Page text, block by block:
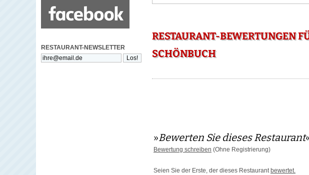
RESTAURANT-NEWSLETTER
RESTAURANT-BEWERTUNGEN
SCHÖNBUCH
»Bewerten Sie dieses Restaurant
Bewertung schreiben (Ohne Registrierung)
Seien Sie der Erste, der dieses Restaurant bewertet.